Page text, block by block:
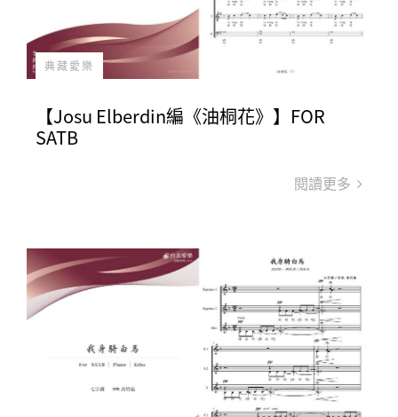
典藏愛樂
【Josu Elberdin編《油桐花》】FOR
SATB
閱讀更多